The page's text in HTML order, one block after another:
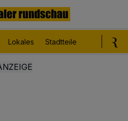
Lokales Stadtteile